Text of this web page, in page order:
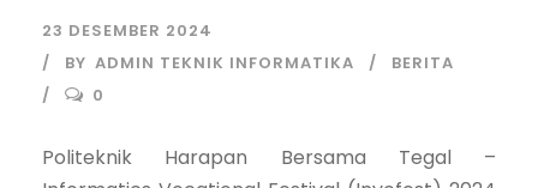
23 DESEMBER 2024
BY ADMIN TEKNIK INFORMATIKA
BERITA
0
Politeknik Harapan Bersama Tegal –